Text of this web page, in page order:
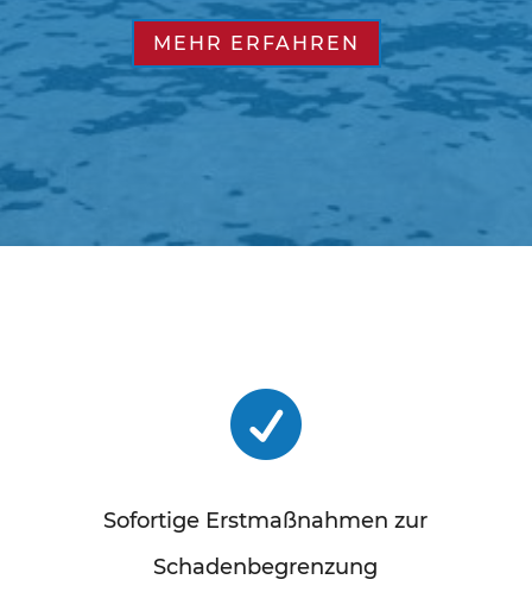
MEHR ERFAHREN

Sofortige Erstmaßnahmen zur
Schadenbegrenzung